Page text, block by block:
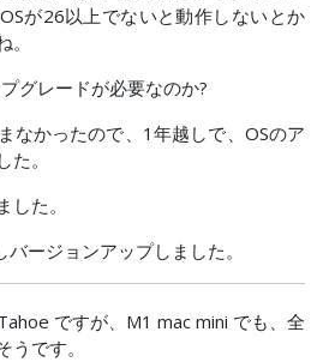
が26以上でないと動作しないとか
グレードが必要なのか?
なかったので、1年越しで、OSのア
。
た。
ージョンアップしました。
ですが、M1 mac mini でも、全
です。